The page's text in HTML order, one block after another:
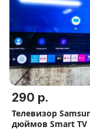
290 р.
Телевизор
дюймов Smart TV